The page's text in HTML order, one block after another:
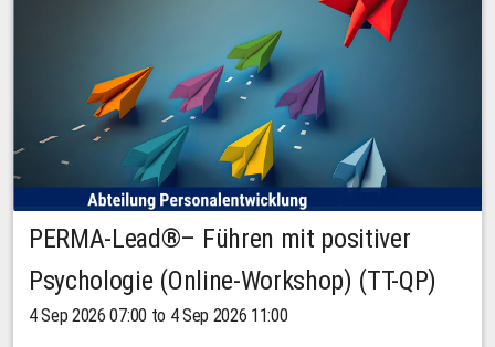
PERMA-Lead®– Führen mit positiver
Psychologie (Online-Workshop) (TT-QP)
4 Sep 2026 07:00 to 4 Sep 2026 11:00